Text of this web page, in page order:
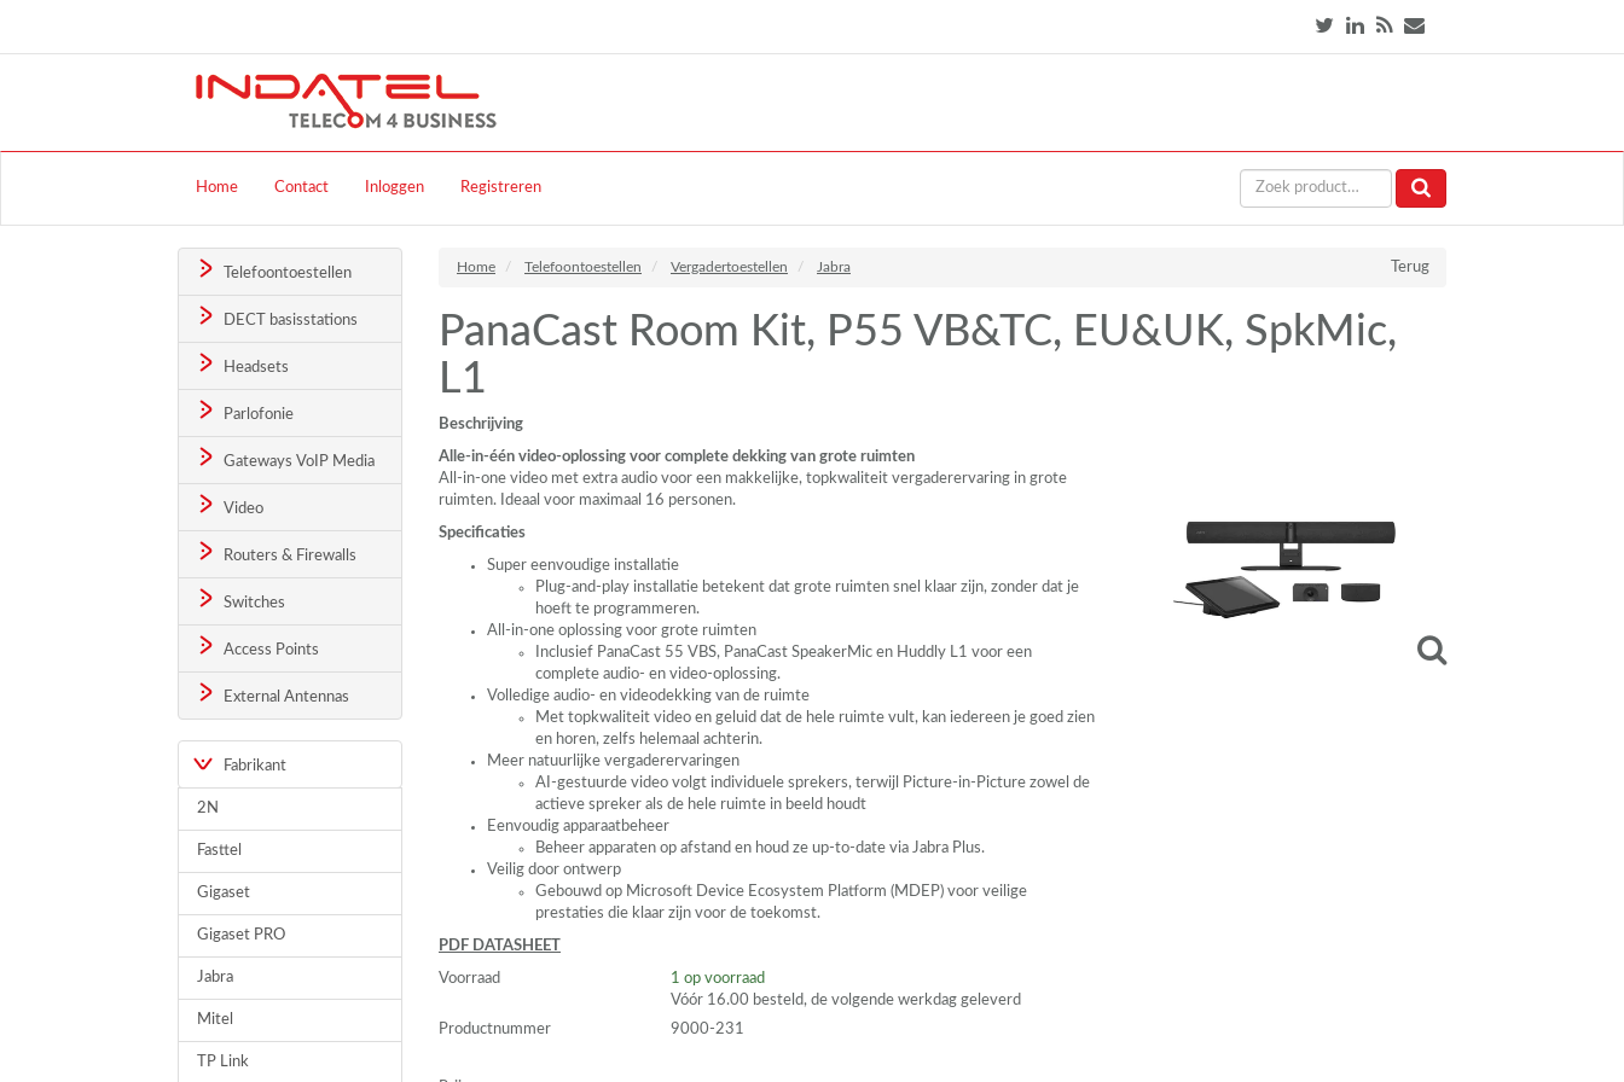
Home Contact Inloggen Registreren
Telefoontoestellen
DECT basisstations
Headsets
Parlofonie
Gateways VoIP Media
Video
Routers & Firewalls
Switches
Access Points
External Antennas
Fabrikant
2N
Fasttel
Gigaset
Gigaset PRO
Jabra
Mitel
TP Link
Terug
Home Telefoontoestellen Vergadertoestellen Jabra
PanaCast Room Kit, P55 VB&TC, EU&UK, SpkMic,
L1
Beschrijving
Alle-in-één video-oplossing voor complete dekking van grote ruimten
All-in-one video met extra audio voor een makkelijke, topkwaliteit vergaderervaring in grote
ruimten. Ideaal voor maximaal 16 personen.
Specificaties
Super eenvoudige installatie
Plug-and-play installatie betekent dat grote ruimten snel klaar zijn, zonder dat je
hoeft te programmeren.
All-in-one oplossing voor grote ruimten
Inclusief PanaCast 55 VBS, PanaCast SpeakerMic en Huddly L1 voor een
complete audio- en video-oplossing.
Volledige audio- en videodekking van de ruimte
Met topkwaliteit video en geluid dat de hele ruimte vult, kan iedereen je goed zien
en horen, zelfs helemaal achterin.
Meer natuurlijke vergaderervaringen
AI-gestuurde video volgt individuele sprekers, terwijl Picture-in-Picture zowel de
actieve spreker als de hele ruimte in beeld houdt
Eenvoudig apparaatbeheer
Beheer apparaten op afstand en houd ze up-to-date via Jabra Plus.
Veilig door ontwerp
Gebouwd op Microsoft Device Ecosystem Platform (MDEP) voor veilige
prestaties die klaar zijn voor de toekomst.
PDF DATASHEET
Voorraad 1 op voorraad
Vóór 16.00 besteld, de volgende werkdag geleverd
Productnummer
9000-231